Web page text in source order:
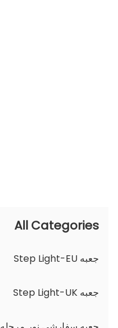
All Categories
جعبه Step Light-EU
جعبه Step Light-UK